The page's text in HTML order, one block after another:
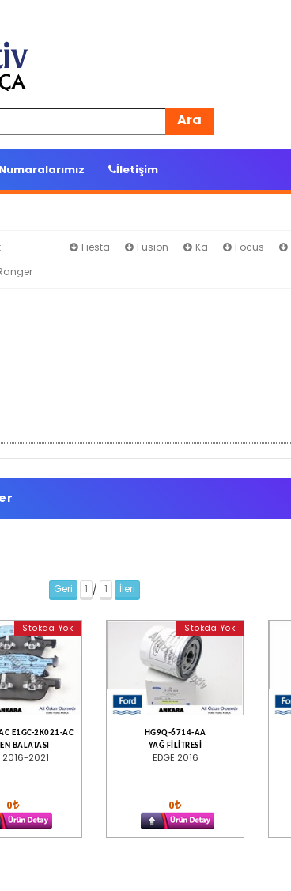
Ara
İletişim
Fiesta Fusion Ka Focus
Geri 1 / 1 İleri
Stokda Yok
E1GC-2K021-AC
BALATASI
2016-2021
0
Stokda Yok
HG9Q-6714-AA
YAĞ FİLİTRESİ
EDGE 2016
0